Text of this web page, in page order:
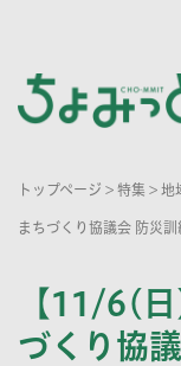
トップページ > 特集 > 地
まちづくり協議会 防災訓
【11/6(
づくり協